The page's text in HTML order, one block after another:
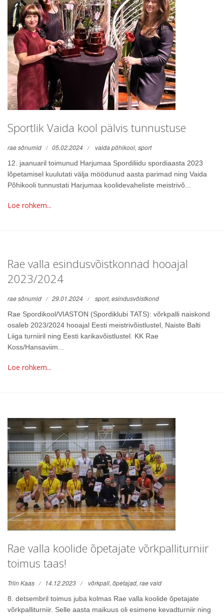
Sportlik Vaida kool pälvis tunnustuse
rae sõnumid 05.02.2024 vaida põhikool, sport
12. jaanuaril toimunud Harjumaa Spordiliidu spordiaasta 2023
lõpetamisel kuulutati välja möödunud aasta parimad ning Vaida
Põhikooli tunnustati Harjumaa koolidevaheliste meistrivõ...
Loe rohkem...
Rae valla esindusvõistkonnad hooajal
2023/2024
rae sõnumid 29.01.2024 sport, esindusvõistkond
Rae Spordikool/VIASTON (Spordiklubi TATS): võrkpalli naiskond
osaleb 2023/2024 hooajal Eesti meistrivõistlustel, Naiste Balti
Liiga turniiril ning Eesti karikavõistlustel. KK Rae
Koss/Hansaviim...
Loe rohkem...
Rae valla koolide õpetajate võrkpalliturniir
toimus taas!
Triin Kaas 14.12.2023 võrkpall, õpetajad, rae vald
8. detsembril toimus juba kolmas Rae valla koolide õpetajate
võrkpalliturniir. Selle aasta maikuus oli esimene kevadturniir ning